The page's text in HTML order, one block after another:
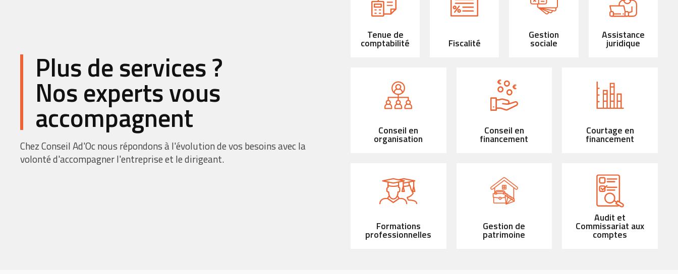
Plus de services ?
Nos experts vous
accompagnent
Chez Conseil Ad'Oc nous répondons à l'évolution de vos besoins avec la
volonté d'accompagner l'entreprise et le dirigeant.
Tenue de
comptabilité Fiscalité
Gestion
sociale
Assistance
juridique
Conseil en
organisation
Conseil en
financement
Courtage en
financement
Formations
professionnelles
Gestion de
patrimoine
Audit et
Commissariat aux
comptes